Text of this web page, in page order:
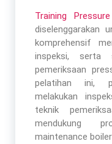
Training
diselenggarakan
komprehensif
inspeksi, serta
pemeriksaan
pelatihan ini,
melakukan
teknik
mendukung
maintenance